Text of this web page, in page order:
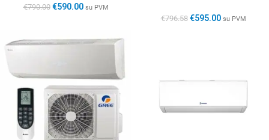
€790.00 €590.00 su PVM
€796.58 €595.00 su PVM